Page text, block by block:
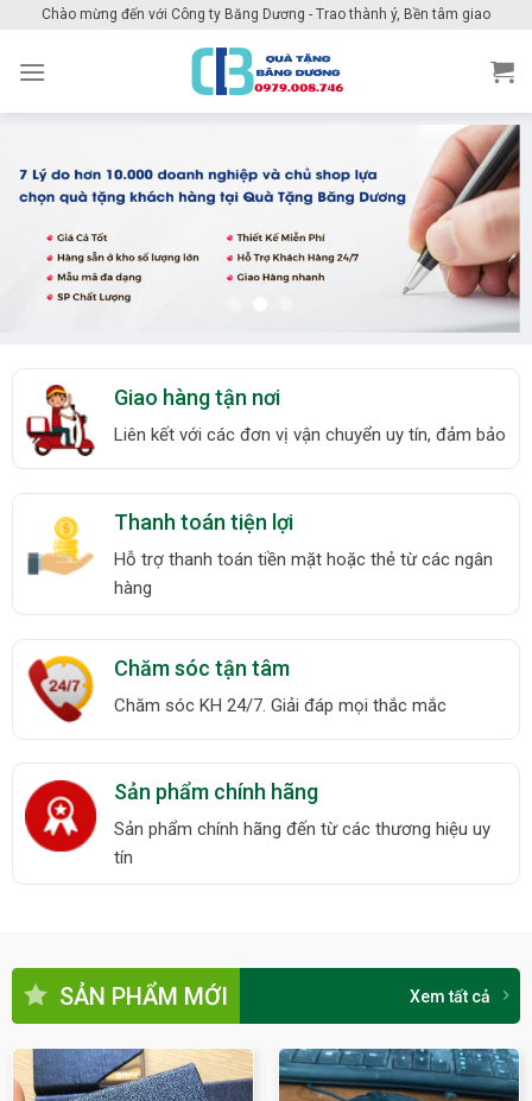
content
Chào mừng đến với Công ty Băng Dương - Trao thành ý, Bền tâm giao
Giao hàng tận nơi
Liên kết với các đơn vị vận chuyển uy tín, đảm bảo
Thanh toán tiện lợi
Hỗ trợ thanh toán tiền mặt hoặc thẻ từ các ngân
hàng
Chăm sóc tận tâm
Chăm sóc KH 24/7. Giải đáp mọi thắc mắc
Sản phẩm chính hãng
Sản phẩm chính hãng đến từ các thương hiệu uy
tín
SẢN PHẨM MỚI Xem tất cả